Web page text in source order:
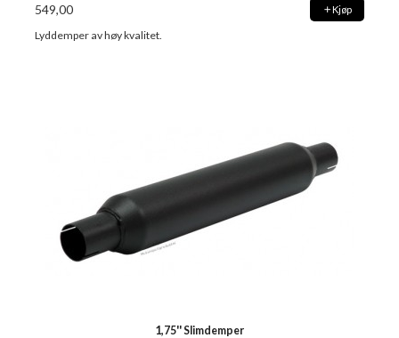
549,00 Kjøp
Lyddemper av høy kvalitet.
1,75'' Slimdemper